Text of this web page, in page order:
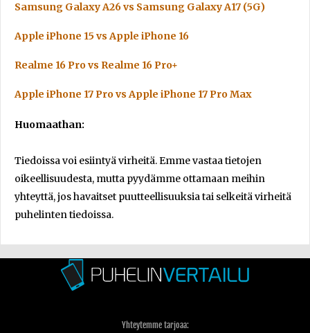
Samsung Galaxy A26 vs Samsung Galaxy A17 (5G)
Apple iPhone 15 vs Apple iPhone 16
Realme 16 Pro vs Realme 16 Pro+
Apple iPhone 17 Pro vs Apple iPhone 17 Pro Max
Huomaathan:
Tiedoissa voi esiintyä virheitä. Emme vastaa tietojen
oikeellisuudesta, mutta pyydämme ottamaan meihin
yhteyttä, jos havaitset puutteellisuuksia tai selkeitä virheitä
puhelinten tiedoissa.
Yhteytemme tarjoaa: